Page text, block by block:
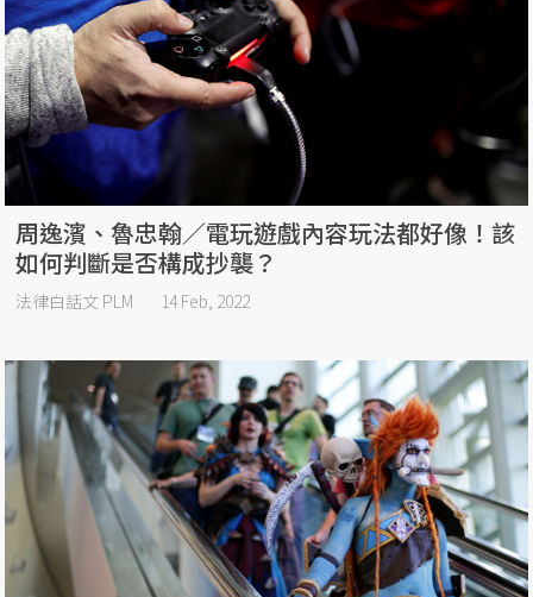
周逸濱、魯忠翰／電玩遊戲內容玩法都好像！該
如何判斷是否構成抄襲？
法律白話文 PLM 14 Feb, 2022